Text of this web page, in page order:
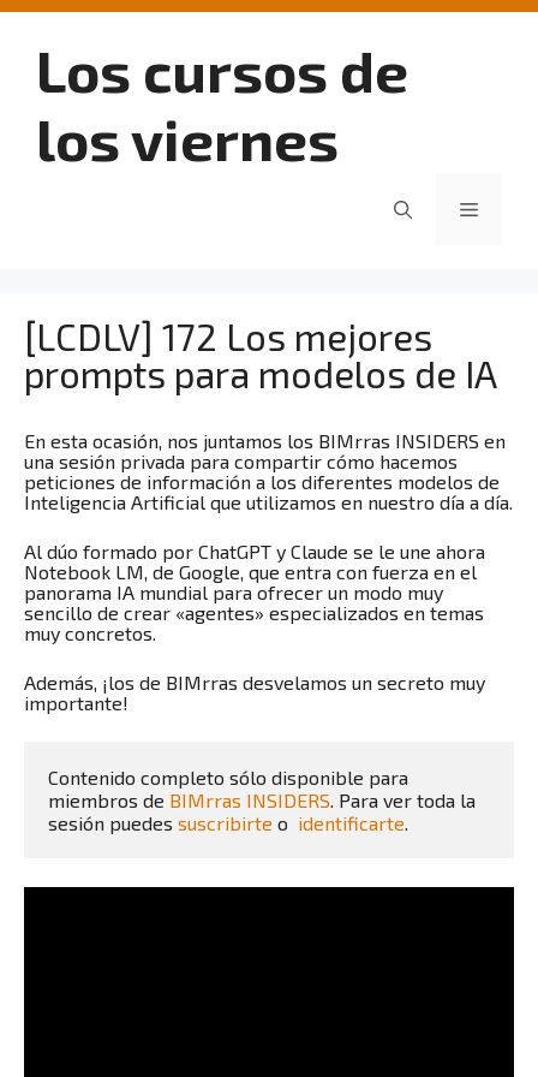
Saltar
contenidoLos cursos de
los viernes
Menú
[LCDLV] 172 Los mejores
prompts para modelos de IA
En esta ocasión, nos juntamos los BIMrras INSIDERS en
una sesión privada para compartir cómo hacemos
peticiones de información a los diferentes modelos de
Inteligencia Artificial que utilizamos en nuestro día a día.
Al dúo formado por ChatGPT y Claude se le une ahora
Notebook LM, de Google, que entra con fuerza en el
panorama IA mundial para ofrecer un modo muy
sencillo de crear «agentes» especializados en temas
muy concretos.
Además, ¡los de BIMrras desvelamos un secreto muy
importante!
Contenido completo sólo disponible para
miembros de BIMrras INSIDERS. Para ver toda la
sesión puedes suscribirte o identificarte.